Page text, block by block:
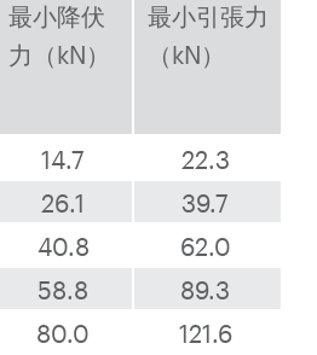
最小降伏
力（kN）
最小引張力
（kN）
14.7
22.3
26.1
39.7
40.8
62.0
58.8
89.3
80.0
121.6